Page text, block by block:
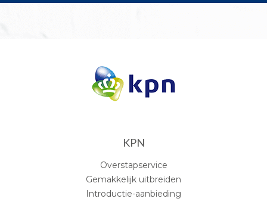
KPN
Overstapservice
Gemakkelijk uitbreiden
Introductie-aanbieding